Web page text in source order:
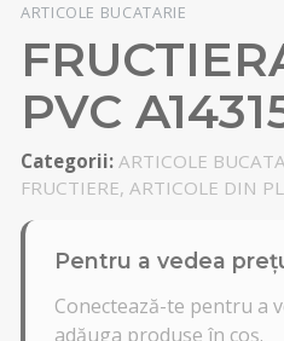
ARTICOLE BUCATARIE
PVC
Categorii: ARTICOLE
FRUCTIERE, ARTICOLE DIN
Pentru a vedea
Conectează-te pentru a
adăuga produse în coș.